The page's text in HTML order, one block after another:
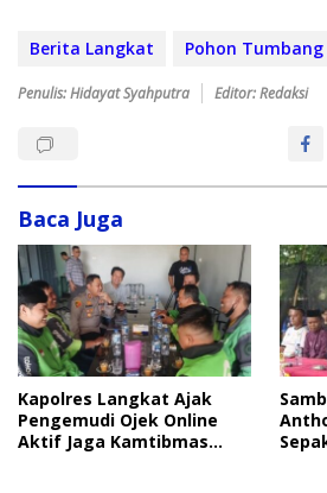
Berita Langkat Pohon
Penulis: Hidayat Syahputra Editor: Redaksi
Baca Juga
Kapolres Langkat Ajak
Pengemudi Ojek Online
Aktif Jaga Kamtibmas